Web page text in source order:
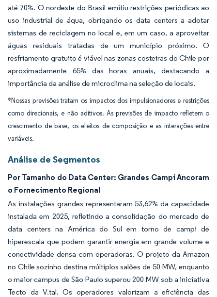
até 70%. O nordeste do Brasil emitiu restrições periódicas ao
uso industrial de água, obrigando os data centers a adotar
sistemas de reciclagem no local e, em um caso, a aproveitar
águas residuais tratadas de um município próximo. O
resfriamento gratuito é viável nas zonas costeiras do Chile por
aproximadamente 65% das horas anuais, destacando a
importância da análise de microclima na seleção de locais.
*Nossas previsões tratam os impactos dos impulsionadores e restrições
como direcionais, e não aditivos. As previsões de impacto refletem o
crescimento de base, os efeitos de composição e as interações entre
variáveis.
Análise de Segmentos
Por Tamanho do Data Center: Grandes Campi Ancoram
o Fornecimento Regional
As instalações grandes representaram 53,62% da capacidade
instalada em 2025, refletindo a consolidação do mercado de
data centers na América do Sul em torno de campi de
hiperescala que podem garantir energia em grande volume e
conectividade densa com operadoras. O projeto da Amazon
no Chile sozinho destina múltiplos salões de 50 MW, enquanto
o maior campus de São Paulo superou 200 MW sob a iniciativa
Tecto da V.tal. Os operadores valorizam a eficiência das